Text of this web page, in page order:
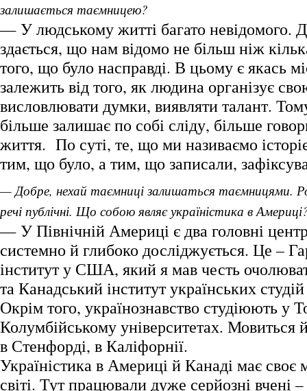
залишається таємницею?
— У людському житті багато невідомого.
здається, що нам відомо не більш ніж
того, що було насправді. В цьому є якась
залежить від того, як людина організує
висловлювати думки, виявляти талант.
більше залишає по собі сліду, більше
життя. По суті, те, що ми називаємо
тим, що було, а тим, що записали,
— Добре, нехай таємниці залишаться таємницями.
речі публічні. Що собою являє україністика в
— У Північній Америці є два головні
системно й глибоко досліджується. Це –
інститут у США, який я мав честь
та Канадський інститут українських
Окрім того, українознавство студіюють у
Колумбійському університетах. Мовиться
в Стенфорді, в Каліфорнії.
Україністика в Америці й Канаді має своє
світі. Тут працювали дуже серйозні вчені